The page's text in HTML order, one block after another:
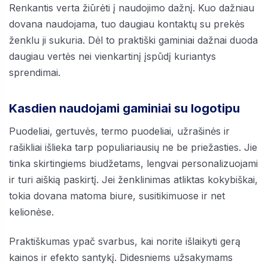
Renkantis verta žiūrėti į naudojimo dažnį. Kuo dažniau
dovana naudojama, tuo daugiau kontaktų su prekės
ženklu ji sukuria. Dėl to praktiški gaminiai dažnai duoda
daugiau vertės nei vienkartinį įspūdį kuriantys
sprendimai.
Kasdien naudojami gaminiai su logotipu
Puodeliai, gertuvės, termo puodeliai, užrašinės ir
rašikliai išlieka tarp populiariausių ne be priežasties. Jie
tinka skirtingiems biudžetams, lengvai personalizuojami
ir turi aiškią paskirtį. Jei ženklinimas atliktas kokybiškai,
tokia dovana matoma biure, susitikimuose ir net
kelionėse.
Praktiškumas ypač svarbus, kai norite išlaikyti gerą
kainos ir efekto santykį. Didesniems užsakymams